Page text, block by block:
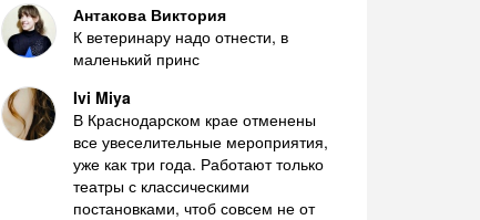
Антакова Виктория
К ветеринару надо отнести, в
маленький принс
Ivi Miya
В Краснодарском крае отменены
все увеселительные мероприятия,
уже как три года. Работают только
театры с классическими
постановками, чтоб совсем не от